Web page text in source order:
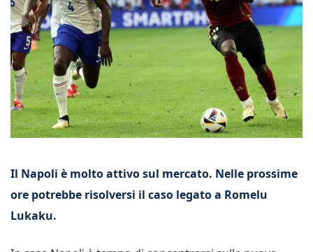
Il Napoli è molto attivo sul mercato. Nelle prossime
ore potrebbe risolversi il caso legato a Romelu
Lukaku.